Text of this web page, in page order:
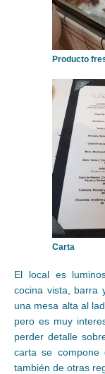
Producto
Carta
El local es
cocina vista, barra
una mesa alta al
pero es muy
perder detalle
carta se
también de otras